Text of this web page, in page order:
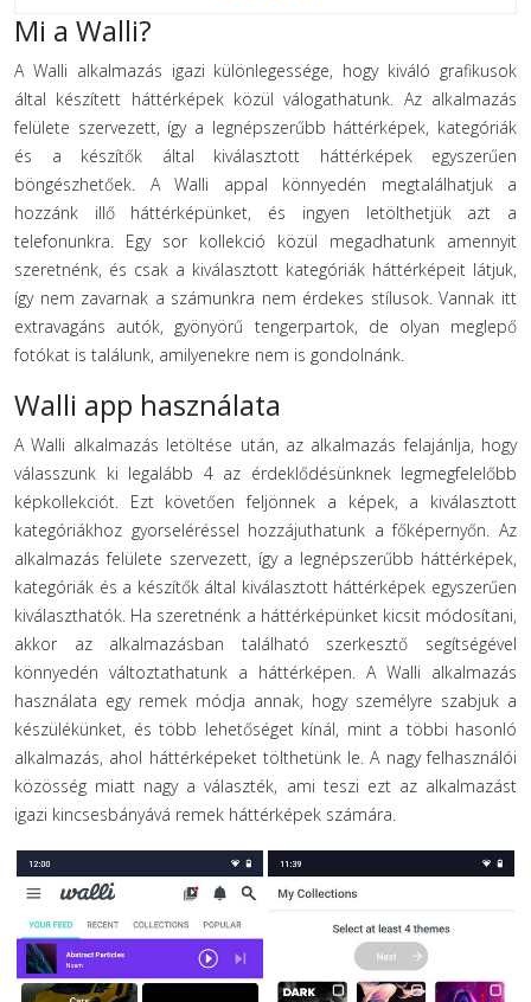
Mi a Walli?
A Walli alkalmazás igazi különlegessége, hogy kiváló grafikusok
által készített háttérképek közül válogathatunk. Az alkalmazás
felülete szervezett, így a legnépszerűbb háttérképek, kategóriák
és a készítők által kiválasztott háttérképek egyszerűen
böngészhetőek. A Walli appal könnyedén megtalálhatjuk a
hozzánk illő háttérképünket, és ingyen letölthetjük azt a
telefonunkra. Egy sor kollekció közül megadhatunk amennyit
szeretnénk, és csak a kiválasztott kategóriák háttérképeit látjuk,
így nem zavarnak a számunkra nem érdekes stílusok. Vannak itt
extravagáns autók, gyönyörű tengerpartok, de olyan meglepő
fotókat is találunk, amilyenekre nem is gondolnánk.
Walli app használata
A Walli alkalmazás letöltése után, az alkalmazás felajánlja, hogy
válasszunk ki legalább 4 az érdeklődésünknek legmegfelelőbb
képkollekciót. Ezt követően feljönnek a képek, a kiválasztott
kategóriákhoz gyorseléréssel hozzájuthatunk a főképernyőn. Az
alkalmazás felülete szervezett, így a legnépszerűbb háttérképek,
kategóriák és a készítők által kiválasztott háttérképek egyszerűen
kiválaszthatók. Ha szeretnénk a háttérképünket kicsit módosítani,
akkor az alkalmazásban található szerkesztő segítségével
könnyedén változtathatunk a háttérképen. A Walli alkalmazás
használata egy remek módja annak, hogy személyre szabjuk a
készülékünket, és több lehetőséget kínál, mint a többi hasonló
alkalmazás, ahol háttérképeket tölthetünk le. A nagy felhasználói
közösség miatt nagy a választék, ami teszi ezt az alkalmazást
igazi kincsesbányává remek háttérképek számára.